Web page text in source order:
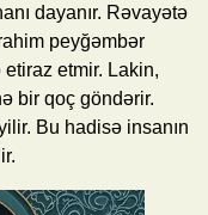
dayanır. Rəvayətə
peyğəmbər
etmir. Lakin,
bir qoç göndərir.
Bu hadisə insanın